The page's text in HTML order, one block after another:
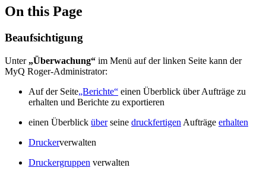
On this Page
Beaufsichtigung
Unter „Überwachung“ im Menü auf der linken Seite kann der
MyQ Roger-Administrator:
Auf der Seite„Berichte“ einen Überblick über Aufträge zu
erhalten und Berichte zu exportieren
einen Überblick überseine druckfertigen Aufträge erhalten
Druckerverwalten
Druckergruppen verwalten